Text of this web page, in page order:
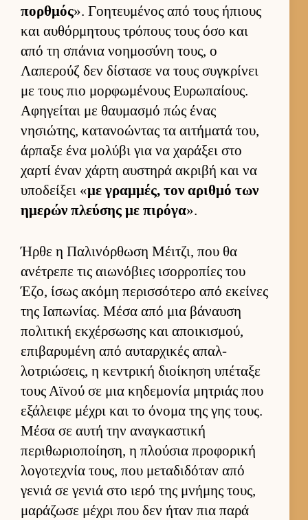
πορ­θμός». Γοη­τευ­μένος από τους ήπιους
και αυ­θόρ­μητους τρόπους τους όσο και
από τη σπάνια νοη­μοσύνη τους, ο
Λαπερούζ δεν δίστασε να τους συγκρίνει
με τους πιο μορ­φωμένους Ευ­ρωπαί­ους.
Αφηγεί­ται με θαυ­μασμό πώς ένας
νησιώτης, κατανοώντας τα αι­τήματά του,
άρ­παξε ένα μολύβι για να χαράξει στο
χαρτί έναν χάρτη αυ­στηρά ακριβή και να
υποδεί­ξει «με γραμ­μές, τον αριθμό των
ημερών πλεύ­σης με πιρόγα».
Ήρθε η Παλινόρ­θωση Μέιτζι, που θα
ανέτρεπε τις αιω­νόβιες ισορ­ροπίες του
Έζο, ίσως ακόμη περισ­σότερο από εκεί­νες
της Ια­πωνίας. Μέσα από μια βάναυση
πολιτική εκ­χέρ­σωσης και αποι­κισμού,
επιβαρυμένη από αυ­ταρ­χικές απαλ­
λοτριώσεις, η κεντρική διοί­κηση υπέταξε
τους Αϊνού σε μια κηδεμονία μητριάς που
εξάλειφε μέχρι και το όνομα της γης τους.
Μέσα σε αυτή την αναγκαστική
περιθωριο­ποί­ηση, η πλού­σια προφορική
λογοτεχνία τους, που μεταδιδόταν από
γενιά σε γενιά στο ιερό της μνήμης τους,
μαράζωσε μέχρι που δεν ήταν πια παρά